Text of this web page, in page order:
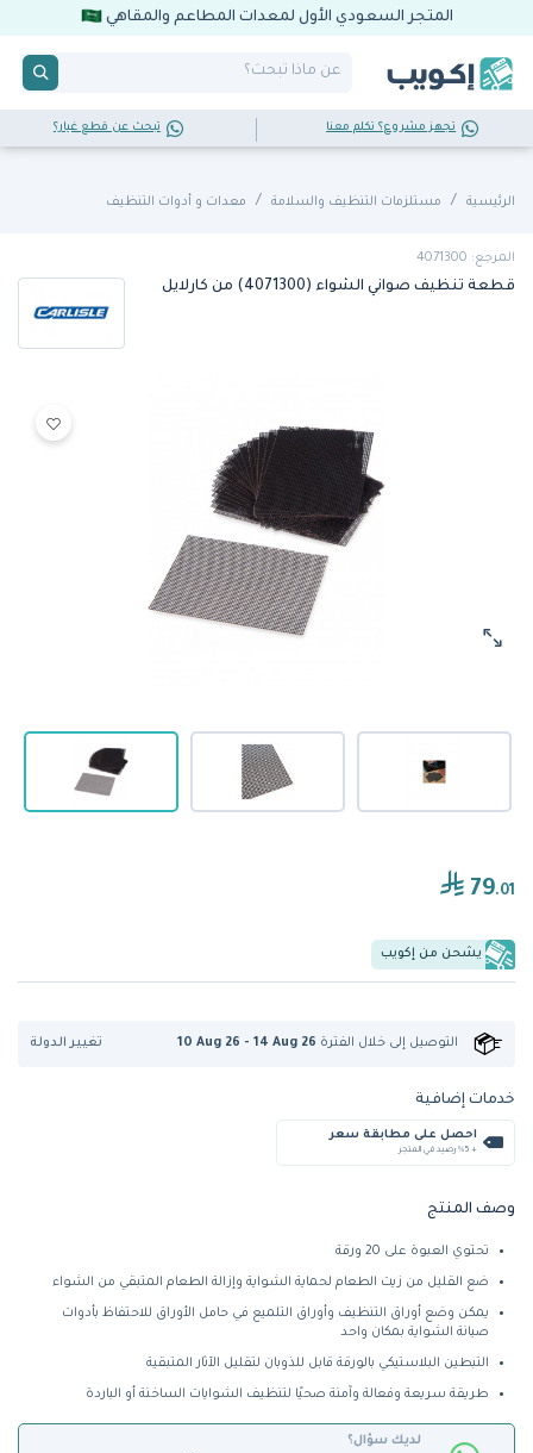
المتجر السعودي الأول لمعدات المطاعم والمقاهي
تجهز مشروع؟ تكلم معنا تبحث عن قطع غيار؟
الرئيسية مستلزمات التنظيف والسلامة معدات و أدوات التنظيف
المرجع: 4071300
قطعة تنظيف صواني الشواء (4071300) من كارلايل
79.01
يشحن من إكويب
التوصيل إلى خلال الفترة 10 Aug 26 - 14 Aug 26 تغيير الدولة
خدمات إضافية
احصل على مطابقة سعر
+ %5 رصيد في المتجر
وصف المنتج
تحتوي العبوة على 20 ورقة
ضع القليل من زيت الطعام لحماية الشواية وإزالة الطعام المتبقي من الشواء
صيانة الشواية بمكان واحد
التبطين البلاستيكي بالورقة قابل للذوبان لتقليل الآثار المتبقية
طريقة سريعة وفعالة وآمنة صحيًا لتنظيف الشوايات الساخنة أو الباردة
لديك سؤال؟